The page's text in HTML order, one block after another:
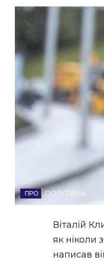
НОВИНИ
ФОТО
ВІДЕО
ПОЛІТИКА
Віталій
як ніколи
написав